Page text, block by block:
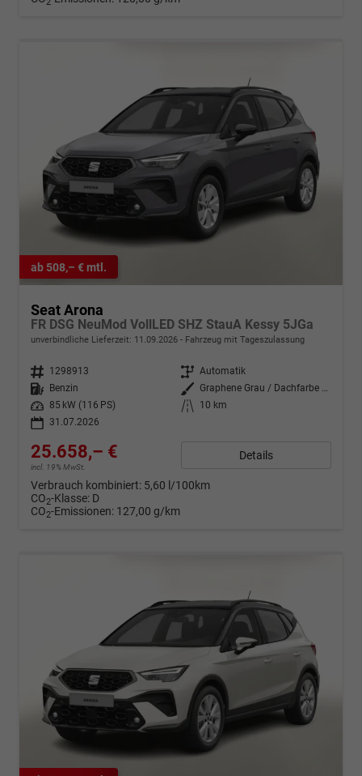
ab 508,– € mtl.
Seat Arona
FR DSG NeuMod VollLED SHZ StauA Kessy 5JGa
unverbindliche Lieferzeit: 11.09.2026 Fahrzeug mit Tageszulassung
Fahrzeugnr. 1298913 Getriebe Automatik
Kraftstoff
Benzin Außenfarbe
Graphene Grau / Dachfarbe schwar
Leistung
85 kW (116 PS) Kilometerstand
10 km
31.07.2026
25.658,– €
incl. 19% MwSt.
Details
Verbrauch kombiniert: 5,60 l/100km
CO2-Klasse: D
CO2-Emissionen: 127,00 g/km